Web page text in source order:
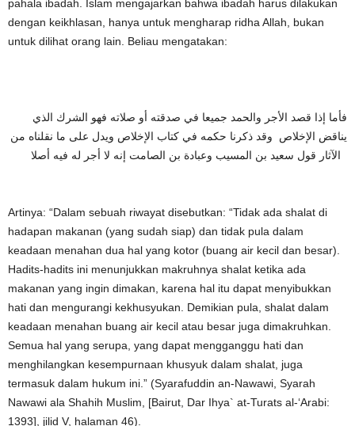
pahala ibadah. Islam mengajarkan bahwa ibadah harus dilakukan
dengan keikhlasan, hanya untuk mengharap ridha Allah, bukan
untuk dilihat orang lain. Beliau mengatakan:
يناقض الإخلاص وقد ذكرنا حكمه في كتاب الإخلاص ويدل على ما نقلناه من
Artinya: “Dalam sebuah riwayat disebutkan: “Tidak ada shalat di
hadapan makanan (yang sudah siap) dan tidak pula dalam
keadaan menahan dua hal yang kotor (buang air kecil dan besar).
Hadits-hadits ini menunjukkan makruhnya shalat ketika ada
makanan yang ingin dimakan, karena hal itu dapat menyibukkan
hati dan mengurangi kekhusyukan. Demikian pula, shalat dalam
keadaan menahan buang air kecil atau besar juga dimakruhkan.
Semua hal yang serupa, yang dapat mengganggu hati dan
menghilangkan kesempurnaan khusyuk dalam shalat, juga
termasuk dalam hukum ini.” (Syarafuddin an-Nawawi, Syarah
Nawawi ala Shahih Muslim, [Bairut, Dar Ihya` at-Turats al-‘Arabi:
1393], jilid V, halaman 46).